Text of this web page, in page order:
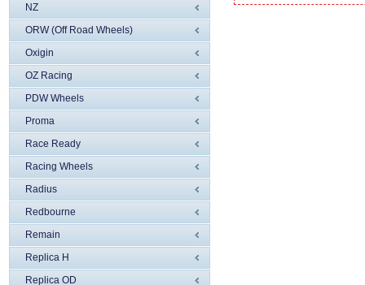
NZ
ORW (Off Road Wheels)
Oxigin
OZ Racing
PDW Wheels
Proma
Race Ready
Racing Wheels
Radius
Redbourne
Remain
Replica H
Replica OD